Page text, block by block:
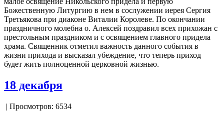
Божественную Литургию в нем в сослужении иерея Сергия
Третьякова при диаконе Виталии Королеве. По окончании
праздничного молебна о. Алексей поздравил всех прихожан с
престольным праздником и с освящением главного придела
храма. Священник отметил важность данного события в
жизни прихода и высказал убеждение, что теперь приход
будет жить полноценной церковной жизнью.
18 декабря
| Просмотров: 6534